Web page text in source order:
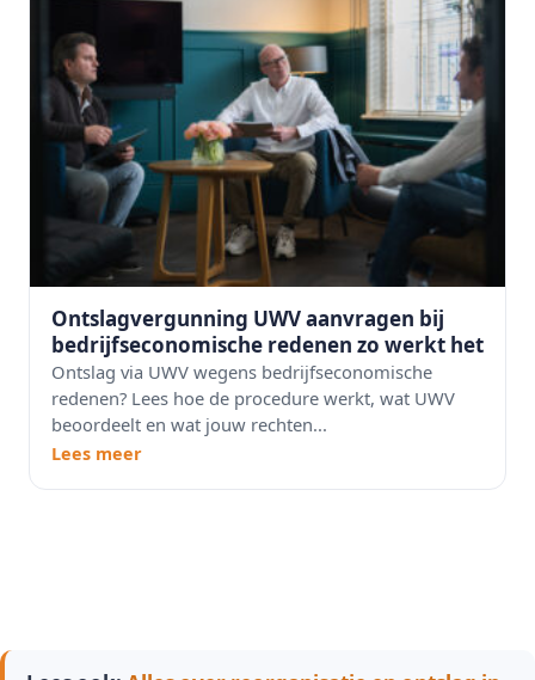
Ontslagvergunning UWV aanvragen bij
bedrijfseconomische redenen zo werkt het
Ontslag via UWV wegens bedrijfseconomische
redenen? Lees hoe de procedure werkt, wat UWV
beoordeelt en wat jouw rechten...
Lees meer